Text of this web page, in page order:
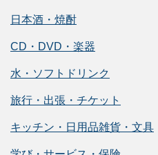
日本酒・焼酎
CD・DVD・楽器
水・ソフトドリンク
旅行・出張・チケット
キッチン・日用品雑貨・文具